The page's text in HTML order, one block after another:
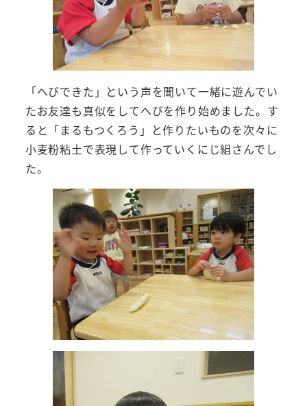
「へびできた」という声を聞いて一緒に遊んでい
たお友達も真似をしてへびを作り始めました。す
ると「まるもつくろう」と作りたいものを次々に
小麦粉粘土で表現して作っていくにじ組さんでし
た。